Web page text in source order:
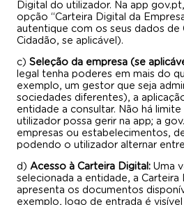
Digital do utilizador. Na app
opção “Carteira Digital da
autentique com os seus dados de
Cidadão, se aplicável).
c) Seleção da empresa (se
legal tenha poderes em mais do
exemplo, um gestor que seja
sociedades diferentes), a
entidade a consultar. Não há
utilizador possa gerir na app; a
empresas ou estabelecimentos,
podendo o utilizador alternar
d) Acesso à Carteira Digital: Uma
selecionada a entidade, a Carteira
apresenta os documentos
exemplo, logo de entrada é